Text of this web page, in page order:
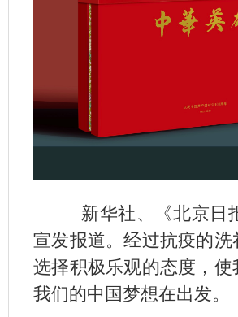
新华社、《北京日报
宣发报道。经过抗疫的
选择积极乐观的态度，
我们的中国梦想在出发。